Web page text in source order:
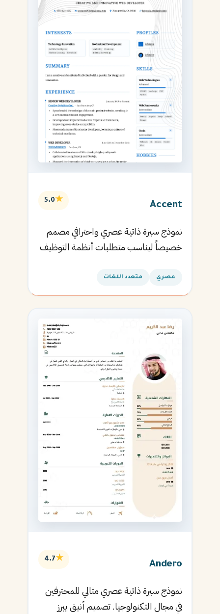
Accent
★
5.0
نموذج سيرة ذاتية عصري واحترافي مصمم
خصيصاً ليناسب متطلبات أنظمة التوظيف
القادمة.
عصري متعدد اللغات
Andero
★
4.7
نموذج سيرة ذاتية عصري مثالي للمحترفين
في مجال التكنولوجيا. تصميم أنيق يبرز